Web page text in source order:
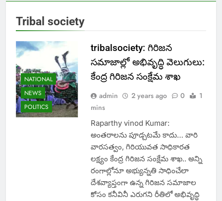
Tribal society
NATIONAL
NEWS
POLITICS
tribalsociety: గిరిజన
సమాజాల్లో అభివృద్ధి వెలుగులు:
కేంద్ర గిరిజన సంక్షేమ శాఖ
admin 2 years ago 0
1
mins
Raparthy vinod Kumar:
అంతరాలను పూడ్చటమే కాదు… వారి
వారసత్వం, గిరియువత సాధికారత
లక్ష్యం కేంద్ర గిరిజన సంక్షేమ శాఖ.. అన్ని
రంగాల్లోనూ అభ్యున్నతి సాధించేలా
దేశవ్యాప్తంగా ఉన్న గిరిజన సమాజాల
కోసం కనీవినీ ఎరుగని రీతిలో అభివృద్ధి